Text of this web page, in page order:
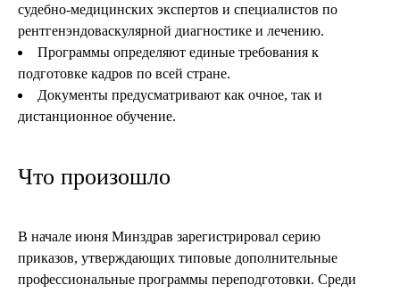
судебно-медицинских экспертов и специалистов по
рентгенэндоваскулярной диагностике и лечению.
Программы определяют единые требования к
подготовке кадров по всей стране.
Документы предусматривают как очное, так и
дистанционное обучение.
Что произошло
В начале июня Минздрав зарегистрировал серию
приказов, утверждающих типовые дополнительные
профессиональные программы переподготовки. Среди